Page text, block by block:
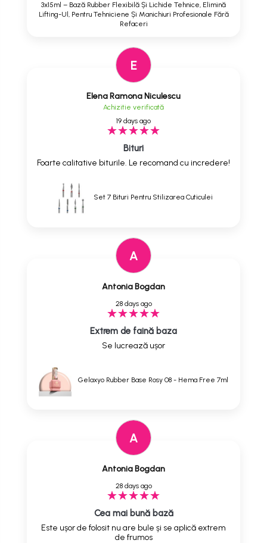
3x15ml – Bază Rubber Flexibilă Și Lichide Tehnice, Elimină
Lifting-Ul, Pentru Tehniciene Și Manichiuri Profesionale Fără
Refaceri
E
Elena Ramona Niculescu
Achizitie verificată
19 days ago
Bituri
Foarte calitative biturile. Le recomand cu incredere!
Set 7 Bituri Pentru Stilizarea Cuticulei
A
Antonia Bogdan
28 days ago
Extrem de faină baza
Se lucrează ușor
Gelaxyo Rubber Base Rosy 08 - Hema Free 7ml
A
Antonia Bogdan
28 days ago
Cea mai bună bază
Este ușor de folosit nu are bule și se aplică extrem
de frumos